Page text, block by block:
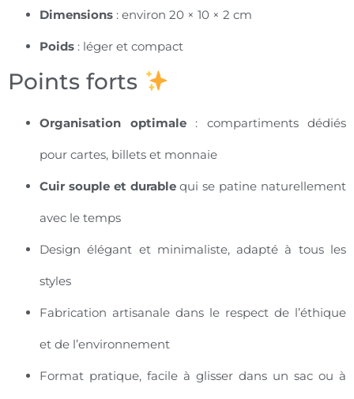
Dimensions : environ 20 × 10 × 2 cm
Poids : léger et compact
Points forts
Organisation optimale: compartiments dédiés
pour cartes, billets et monnaie
Cuir souple et durablequi se patine naturellement
avec le temps
Design élégant et minimaliste, adapté à tous les
styles
Fabrication artisanale dans le respect de l’éthique
et de l’environnement
Format pratique, facile à glisser dans un sac ou à